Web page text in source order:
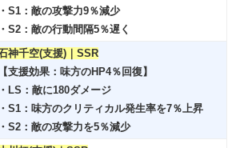
・S1：敵の攻撃力9％減少
・S2：敵の行動間隔5％遅く
神千空(支援)｜SSR
【支援効果：味方のHP4％回復】
・LS：敵に180ダメージ
・S1：味方のクリティカル発生率を7％上昇
・S2：敵の攻撃力を5％減少